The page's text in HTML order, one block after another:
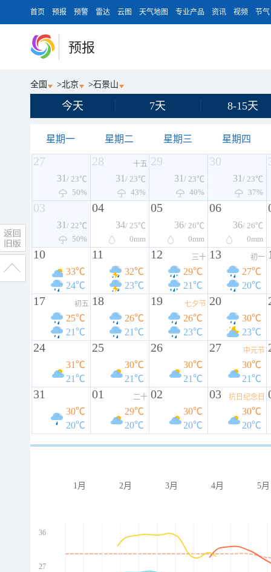
首页 预报 预警 雷达 云图 天气地图 专业产品 资讯 视频 节气
预报
全国 >北京 >石景山
今天 7天 8-15天
星期一 星期二 星期三 星期四
27
31 / 23℃
50%
28 十五
31 / 23℃
43%
29
31 / 23℃
40%
30
31 / 23℃
37%
03
31 / 22℃
50%
04
34/ 25℃
0mm
05
36/ 26℃
0mm
06
36/ 26℃
0mm
10
33℃
24℃
11
32℃
23℃
12 三十
29℃
21℃
13 初一
27℃
20℃
17 初五
25℃
21℃
18
26℃
21℃
19 七夕节
26℃
23℃
20
30℃
23℃
24
31℃
21℃
25
30℃
21℃
26
30℃
21℃
27 中元节
30℃
21℃
31
30℃
20℃
01 二十
29℃
20℃
02
30℃
20℃
03 抗日纪念日
30℃
20℃
1月 2月 3月 4月 5月
36
27